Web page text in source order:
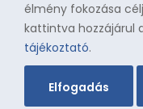
© 1996-2025
élmény fokozása
kattintva hozzájárul
tájékoztató.
Elfogadás